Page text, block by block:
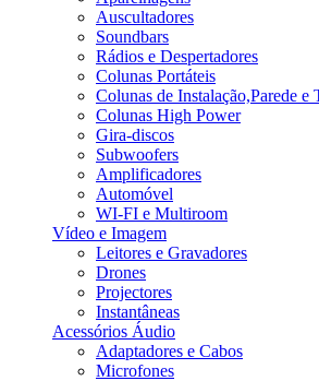
Auscultadores
Soundbars
Rádios e Despertadores
Colunas Portáteis
Colunas de Instalação,Parede e
Colunas High Power
Gira-discos
Subwoofers
Amplificadores
Automóvel
WI-FI e Multiroom
Vídeo e Imagem
Leitores e Gravadores
Drones
Projectores
Instantâneas
Acessórios Áudio
Adaptadores e Cabos
Microfones